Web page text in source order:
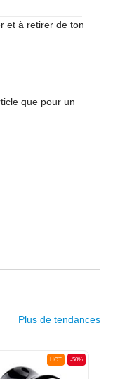
et à retirer de ton
que pour un
Plus de tendances
-50%
HOT